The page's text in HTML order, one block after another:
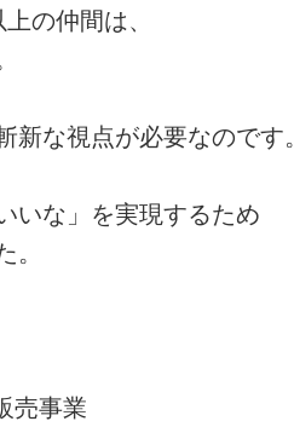
の仲間は、
な視点が必要なのです。
いな」を実現するため
売事業